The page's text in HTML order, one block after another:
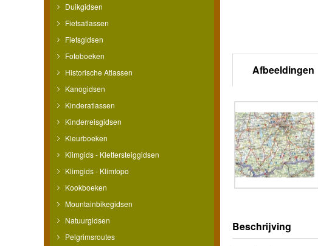
Duikgidsen
Fietsatlassen
Fietsgidsen
Fotoboeken
Historische Atlassen
Kanogidsen
Kinderatlassen
Kinderreisgidsen
Kleurboeken
Klimgids - Klettersteiggidsen
Klimgids - Klimtopo
Kookboeken
Mountainbikegidsen
Natuurgidsen
Pelgrimsroutes
Afbeeldingen
Beschrijving